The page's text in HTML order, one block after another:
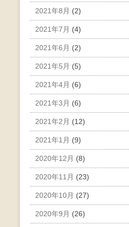
2021年8月 (2)
2021年7月 (4)
2021年6月 (2)
2021年5月 (5)
2021年4月 (6)
2021年3月 (6)
2021年2月 (12)
2021年1月 (9)
2020年12月 (8)
2020年11月 (23)
2020年10月 (27)
2020年9月 (26)